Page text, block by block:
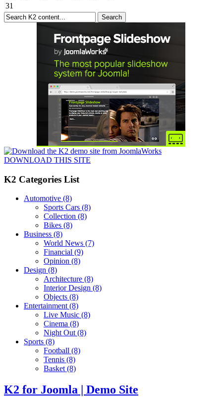
31
DOWNLOAD THIS SITE
K2 Categories List
Automotive (8)
Sports Cars (8)
Collection (8)
Bikes (8)
Business (8)
World News (7)
Financial (9)
Opinion (8)
Design (8)
Architecture (8)
Interior Design (8)
Objects (8)
Entertainment (8)
Live Music (8)
Cinema (8)
Night Out (8)
Sports (8)
Football (8)
Tennis (8)
Basket (8)
K2 for Joomla | Demo Site